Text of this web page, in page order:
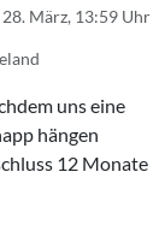
28. März, 13:59 Uhr
uns eine
hängen
12 Monate